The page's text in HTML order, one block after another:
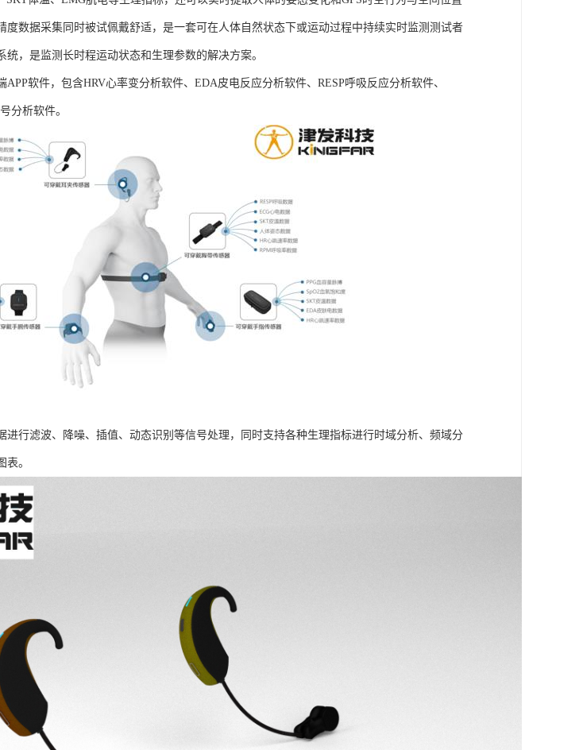
度数据采集同时被试佩戴舒适，是一套可在人体自然状态下或运动过程中持续实时监测测试者
，是监测长时程运动状态和生理参数的解决方案。
软件，包含HRV心率变分析软件、EDA皮电反应分析软件、RESP呼吸反应分析软件、
分析软件。
进行滤波、降噪、插值、动态识别等信号处理，同时支持各种生理指标进行时域分析、频域分
。